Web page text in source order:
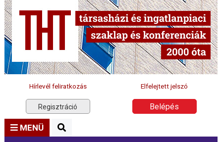
Hírlevél feliratkozás Elfelejtett jelszó
Regisztráció Belépés
MENÜ